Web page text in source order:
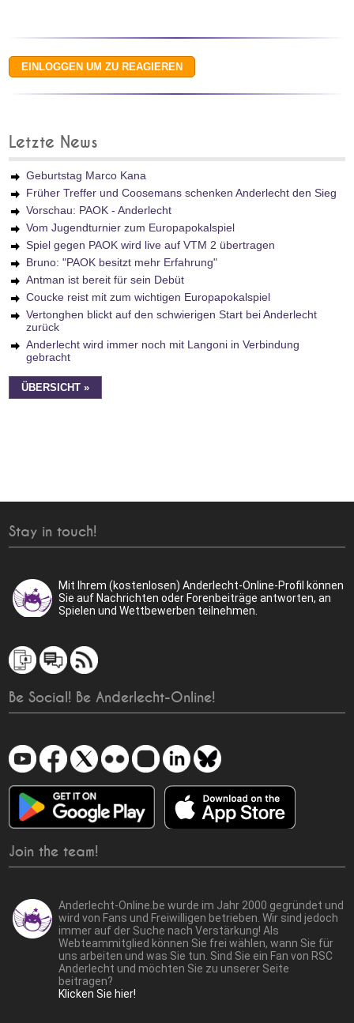
Letzte News
Geburtstag Marco Kana
Früher Treffer und Coosemans schenken Anderlecht den Sieg
Vorschau: PAOK - Anderlecht
Vom Jugendturnier zum Europapokalspiel
Spiel gegen PAOK wird live auf VTM 2 übertragen
Bruno: "PAOK besitzt mehr Erfahrung"
Antman ist bereit für sein Debüt
Coucke reist mit zum wichtigen Europapokalspiel
Vertonghen blickt auf den schwierigen Start bei Anderlecht
zurück
Anderlecht wird immer noch mit Langoni in Verbindung
gebracht
ÜBERSICHT »
Stay in touch!
Mit Ihrem (kostenlosen) Anderlecht-Online-Profil können
Sie auf Nachrichten oder Forenbeiträge antworten, an
Spielen und Wettbewerben teilnehmen.
Be Social! Be Anderlecht-Online!
Join the team!
Anderlecht-Online.be wurde im Jahr 2000 gegründet und
wird von Fans und Freiwilligen betrieben. Wir sind jedoch
immer auf der Suche nach Verstärkung! Als
Webteammitglied können Sie frei wählen, wann Sie für
uns arbeiten und was Sie tun. Sind Sie ein Fan von RSC
Anderlecht und möchten Sie zu unserer Seite
beitragen?
Klicken Sie hier!